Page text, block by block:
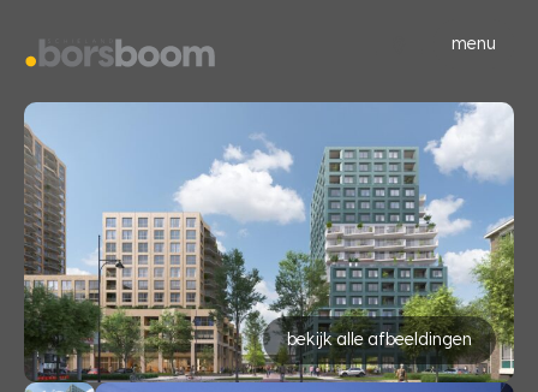
menu
bekijk alle afbeeldingen